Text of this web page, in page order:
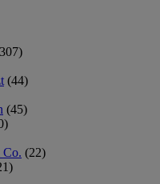
(44)
(45)
Co. (22)